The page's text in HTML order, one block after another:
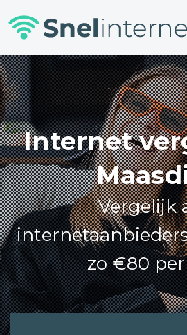
Skip
to
content
Internet
Vergelijk
zo €80